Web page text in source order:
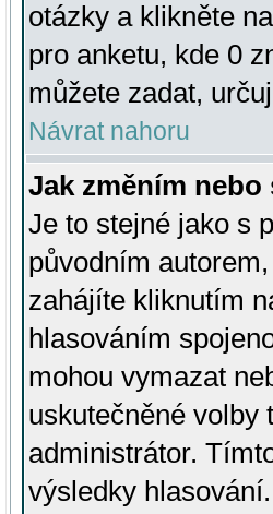
otázky a klikněte na
pro anketu, kde 0
můžete zadat,
Návrat nahoru
Jak změním
Je to stejné jako s
původním
zahájíte kliknutím
hlasováním
mohou vymazat
uskutečněné volby
administrátor.
výsledky hlasování.